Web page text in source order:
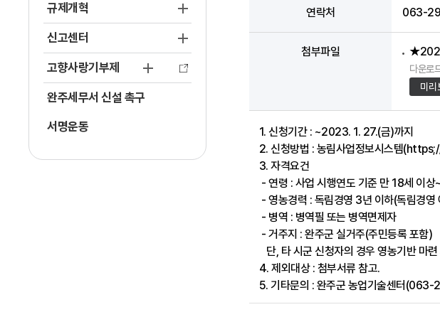
규제개혁
신고센터
고향사랑기부제
완주세무서 신설 촉구
서명운동
연락처 063-
첨부파일
다운로
미리
1. 신청기간 : ~2023. 1. 27.(금)까지
2. 신청방법 : 농림사업정보시스템
3. 자격요건
- 연령 : 사업 시행연도 기준 만 18세 이
- 영농경력 : 독림경영 3년 이하(독림경영
- 병역 : 병역필 또는 병역면제자
- 거주지 : 완주군 실거주(주민등록 포함)
단, 타 시군 신청자의 경우 영농기반 마
4. 제외대상 : 첨부서류 참고.
5. 기타문의 : 완주군 농업기술센터